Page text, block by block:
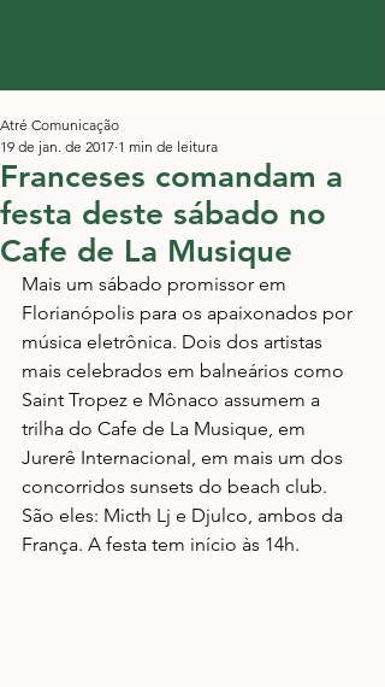
Franceses comandam a
festa deste sábado no
Cafe de La Musique
Atré Comunicação
19 de jan. de 2017 1 min de leitura
Mais um sábado promissor em
Florianópolis para os apaixonados por
música eletrônica. Dois dos artistas
mais celebrados em balneários como
Saint Tropez e Mônaco assumem a
trilha do Cafe de La Musique, em
Jurerê Internacional, em mais um dos
concorridos sunsets do beach club.
São eles: Micth Lj e Djulco, ambos da
França. A festa tem início às 14h.